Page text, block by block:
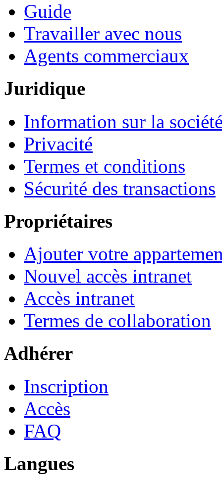
Guide
Travailler avec nous
Agents commerciaux
Juridique
Information sur la
Privacité
Termes et conditions
Sécurité des transactions
Propriétaires
Ajouter votre
Nouvel accès intranet
Accès intranet
Termes de collaboration
Adhérer
Inscription
Accès
FAQ
Langues